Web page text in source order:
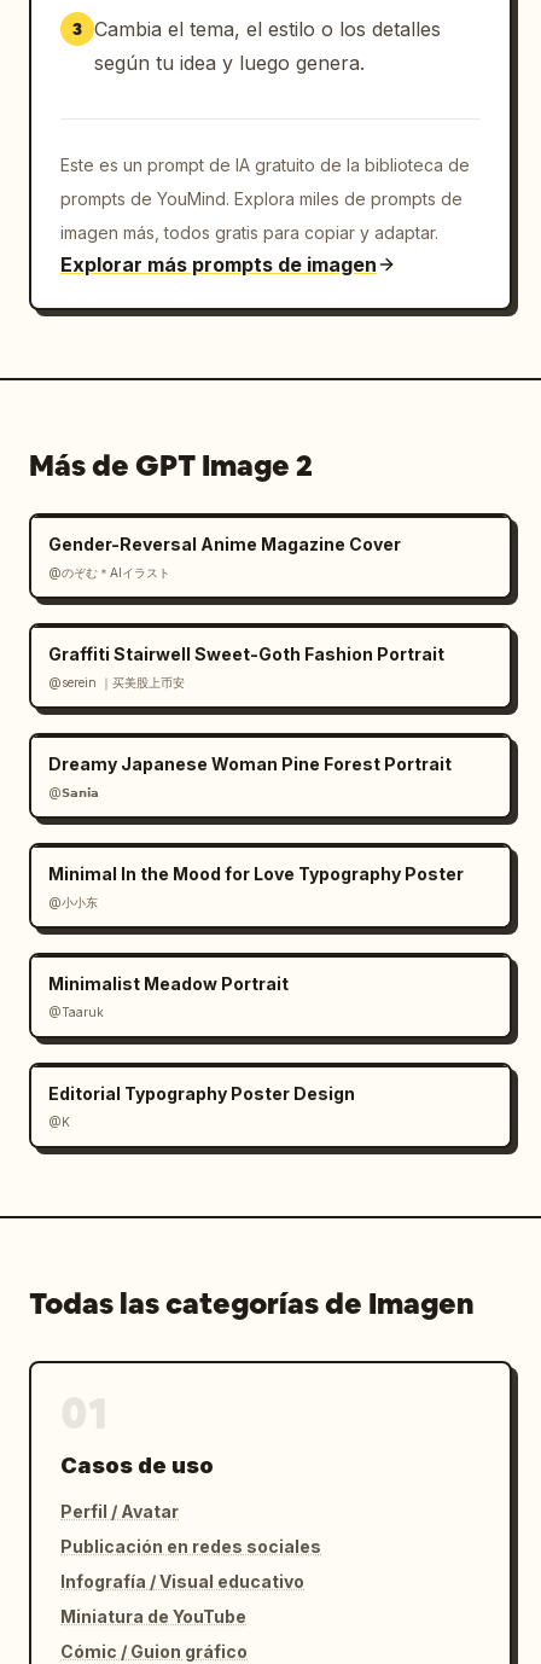
3 Cambia el tema, el estilo o los detalles
según tu idea y luego genera.
Este es un prompt de IA gratuito de la biblioteca de
prompts de YouMind. Explora miles de prompts de
imagen más, todos gratis para copiar y adaptar.
Explorar más prompts de imagen
Más de GPT Image 2
Gender-Reversal Anime Magazine Cover
@のぞむ＊AIイラスト
Graffiti Stairwell Sweet-Goth Fashion Portrait
@serein ｜买美股上币安
Dreamy Japanese Woman Pine Forest Portrait
@𝗦𝗮𝗻𝗶𝗮
Minimal In the Mood for Love Typography Poster
@小小东
Minimalist Meadow Portrait
@Taaruk
Editorial Typography Poster Design
@K
Todas las categorías de Imagen
Casos de uso
Perfil / Avatar
Publicación en redes sociales
Infografía / Visual educativo
Miniatura de YouTube
Cómic / Guion gráfico